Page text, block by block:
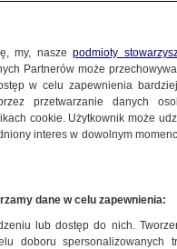
my, naszepodmioty
Partnerów może
w celu zapewnienia
przetwarzanie danych
cookie. Użytkownik może
interes w dowolnym
dane w celu zapewnienia:
lub dostęp do nich.
doboru spersonalizowanych